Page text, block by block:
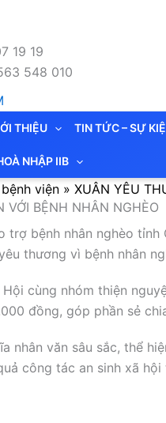
19 19
548 010
THIỆU TIN TỨC – SỰ
NHẬP IIB
viện » XUÂN YÊU
BỆNH NHÂN NGHÈO
trợ bệnh nhân nghèo
thương vì bệnh nhân
cùng nhóm thiện
đồng, góp phần sẻ
nhân văn sâu sắc, thể
công tác an sinh xã